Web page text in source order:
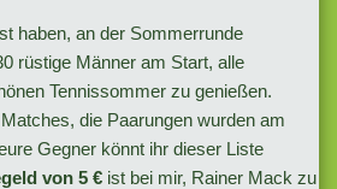
haben, an der Sommerrunde
rüstige Männer am Start, alle
Tennissommer zu genießen.
die Paarungen wurden am
Gegner könnt ihr dieser Liste
von 5 € ist bei mir, Rainer Mack zu